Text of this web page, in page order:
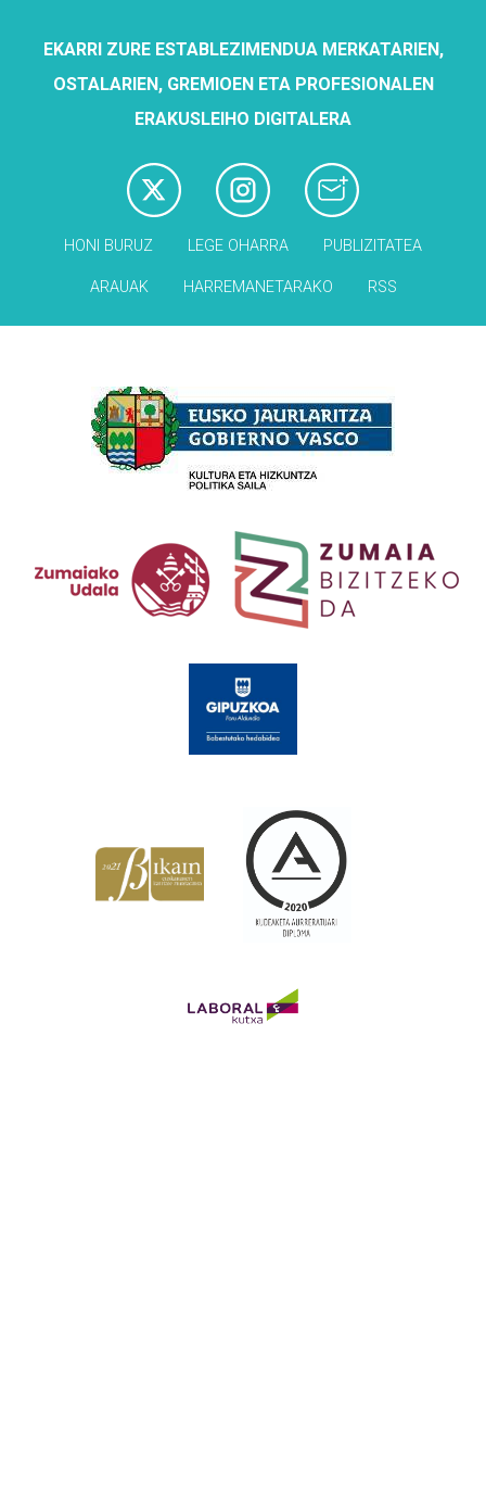
EKARRI ZURE ESTABLEZIMENDUA MERKATARIEN,
OSTALARIEN, GREMIOEN ETA PROFESIONALEN
ERAKUSLEIHO DIGITALERA
HONI BURUZ LEGE OHARRA PUBLIZITATEA
ARAUAK HARREMANETARAKO RSS